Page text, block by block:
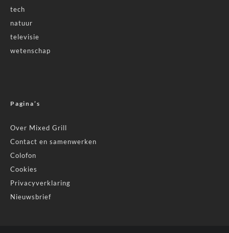
tech
natuur
televisie
wetenschap
Pagina’s
Over Mixed Grill
Contact en samenwerken
Colofon
Cookies
Privacyverklaring
Nieuwsbrief